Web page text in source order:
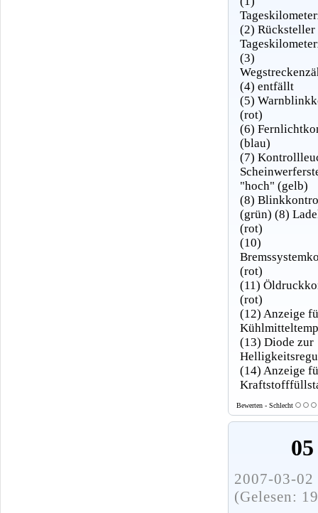
(2)
(3)
(4) entfällt
(5)
(rot)
(6)
(blau)
(7)
"hoch" (gelb)
(8)
(grün) (8)
(rot)
(10)
(rot)
(11)
(rot)
(12) Anzeige
(13) Diode zur
(14) Anzeige
Bewerten - Schlecht
2007-03-
(Gelesen: